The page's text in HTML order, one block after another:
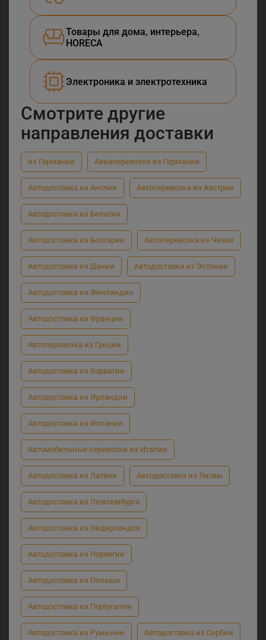
Товары для дома, интерьера,
HORECA
Электроника и электротехника
Смотрите другие
направления доставки
из Германии Авиаперевозки из Германии
Автодоставка из Англии Автоперевозка из Австрии
Автодоставка из Бельгии
Автодоставка из Болгарии Автоперевозка из Чехии
Автодоставка из Дании Автодоставка из Эстонии
Автодоставка из Финляндии
Автодоставка из Франции
Автоперевозка из Греции
Автодоставка из Хорватии
Автодоставка из Ирландии
Автодоставка из Испании
Автомобильные перевозки из Италии
Автодоставка из Латвии Автодоставка из Литвы
Автодоставка из Люксембурга
Автодоставка из Нидерландов
Автодоставка из Норвегии
Автодоставка из Польши
Автодоставка из Португалии
Автодоставка из Румынии Автодоставка из Сербии